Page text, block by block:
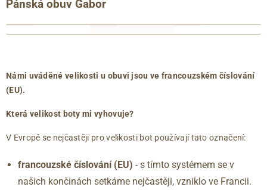
Pánská obuv Gabor
francouzské
40.5
42
42.5
44
44.5
anglické
8
9.5
10
délka
283
292
296
Námi uváděné velikosti u obuvi jsou ve francouzském číslování
(EU).
Která velikost boty mi vyhovuje?
V Evropě se nejčastěji pro velikosti bot používají tato označení:
francouzské číslování (EU) - s tímto systémem se v
našich končinách setkáme nejčastěji, vzniklo ve Francii.